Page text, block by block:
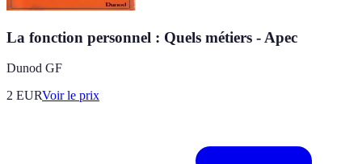
La fonction personnel : Quels métiers - Apec
Dunod GF
2 EURVoir le prix